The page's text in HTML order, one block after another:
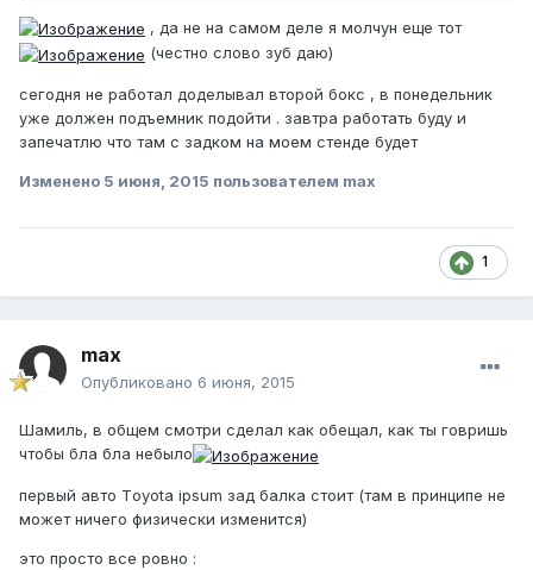
, да не на самом деле я молчун еще тот
(честно слово зуб даю)
сегодня не работал доделывал второй бокс , в понедельник
уже должен подъемник подойти . завтра работать буду и
запечатлю что там с задком на моем стенде будет
Изменено 5 июня, 2015 пользователем max
1
max
Опубликовано 6 июня, 2015
Шамиль, в общем смотри сделал как обещал, как ты говришь
чтобы бла бла небыло
первый авто Тoyota ipsum зад балка стоит (там в принципе не
может ничего физически изменится)
это просто все ровно :